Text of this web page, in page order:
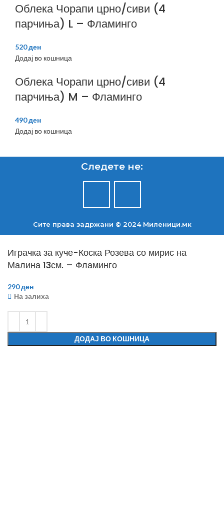
Облека Чорапи црно/сиви (4
парчиња) L – Фламинго
520ден
Додај во кошница
Облека Чорапи црно/сиви (4
парчиња) M – Фламинго
490ден
Додај во кошница
Следете не:
Сите права задржани © 2024 Mиленици.мк
Играчка за куче-Коска Розева со мирис на
Малина 13см. – Фламинго
290ден
На залиха
ДОДАЈ ВО КОШНИЦА